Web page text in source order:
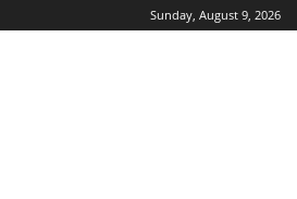
Sunday, August 9, 2026